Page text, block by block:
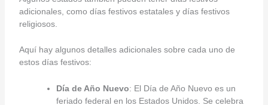
adicionales, como días festivos estatales y días festivos
religiosos.
Aquí hay algunos detalles adicionales sobre cada uno de
estos días festivos:
Día de Año Nuevo: El Día de Año Nuevo es un
feriado federal en los Estados Unidos. Se celebra